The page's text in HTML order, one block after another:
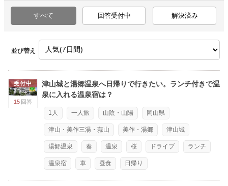
すべて 回答受付中 解決済み
並び替え
受付中
15 回答
津山城と湯郷温泉へ日帰りで行きたい。ランチ付きで温
泉に入れる温泉宿は？
1人 一人旅 山陰・山陽 岡山県
津山・美作三湯・蒜山 美作・湯郷 津山城
湯郷温泉 春 温泉 桜 ドライブ ランチ
温泉宿 車 昼食 日帰り